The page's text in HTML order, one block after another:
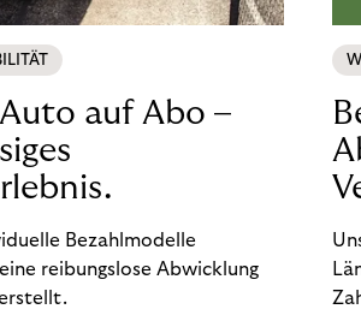
auf Abo –
Bezahlmodelle
reibungslose Abwicklung